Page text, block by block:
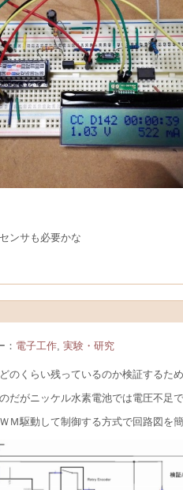
ンサも必要かな
： 電子工作, 実験・研究
のくらい残っているのか検証するた
だがニッケル水素電池では電圧不足
Ｍ駆動して制御する方式で回路図を